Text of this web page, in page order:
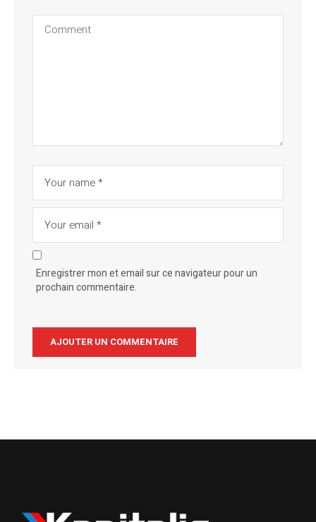
Enregistrer mon et email sur ce navigateur pour un
prochain commentaire.